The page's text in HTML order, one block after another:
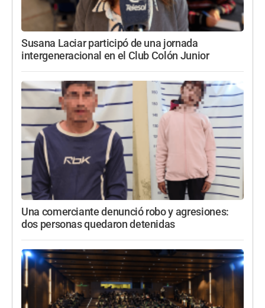
Susana Laciar participó de una jornada
intergeneracional en el Club Colón Junior
Una comerciante denunció robo y agresiones:
dos personas quedaron detenidas